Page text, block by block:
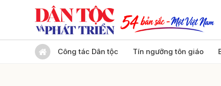
Công tác Dân tộc Tín ngưỡng tôn giáoGửi